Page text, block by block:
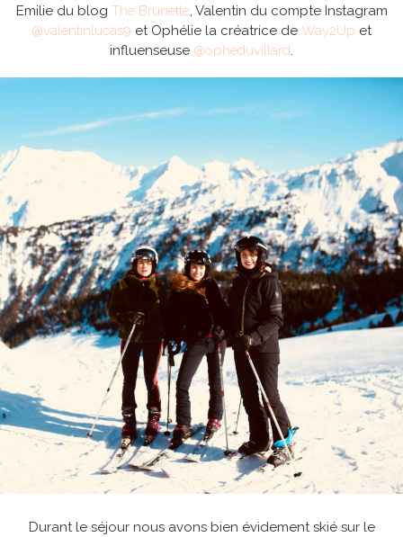
Emilie du blog The Brunette, Valentin du compte Instagram
@valentinlucas9 et Ophélie la créatrice de Way2Up et
influenseuse @opheduvillard.
Durant le séjour nous avons bien évidement skié sur le